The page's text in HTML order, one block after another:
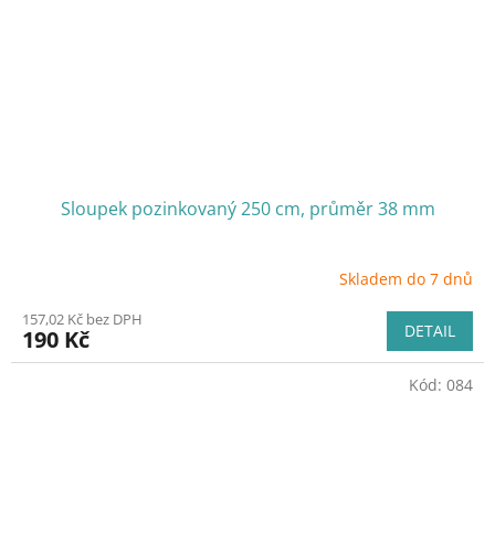
Sloupek pozinkovaný 250 cm, průměr 38 mm
Skladem do 7 dnů
157,02 Kč bez DPH
190 Kč DETAIL
Kód: 084